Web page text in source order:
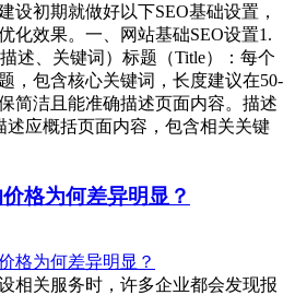
设初期就做好以下SEO基础设置，
化效果。一、网站基础SEO设置1.
述、关键词）标题（Title）：每个
，包含核心关键词，长度建议在50-
简洁且能准确描述页面内容。描述
述应概括页面内容，包含相关关键
格为何差异明显？
相关服务时，许多企业都会发现报